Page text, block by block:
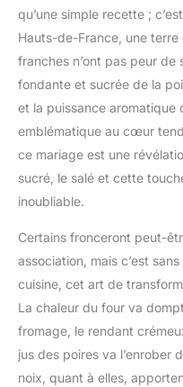
qu’une simple recette ;
Hauts-de-France, une
franches n’ont pas peur
fondante et sucrée de la
et la puissance aromatique
emblématique au cœur
ce mariage est une
sucré, le salé et cette
inoubliable.
Certains fronceront peut-
association, mais c’est
cuisine, cet art de
La chaleur du four va
fromage, le rendant
jus des poires va l’enrober
noix, quant à elles,